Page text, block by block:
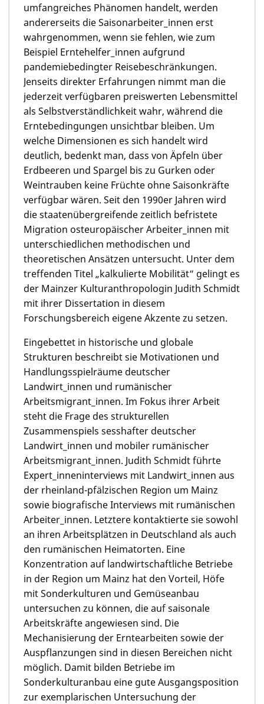
umfangreiches Phänomen handelt, werden
andererseits die Saisonarbeiter_innen erst
wahrgenommen, wenn sie fehlen, wie zum
Beispiel Erntehelfer_innen aufgrund
pandemiebedingter Reisebeschränkungen.
Jenseits direkter Erfahrungen nimmt man die
jederzeit verfügbaren preiswerten Lebensmittel
als Selbstverständlichkeit wahr, während die
Erntebedingungen unsichtbar bleiben. Um
welche Dimensionen es sich handelt wird
deutlich, bedenkt man, dass von Äpfeln über
Erdbeeren und Spargel bis zu Gurken oder
Weintrauben keine Früchte ohne Saisonkräfte
verfügbar wären. Seit den 1990er Jahren wird
die staatenübergreifende zeitlich befristete
Migration osteuropäischer Arbeiter_innen mit
unterschiedlichen methodischen und
theoretischen Ansätzen untersucht. Unter dem
treffenden Titel „kalkulierte Mobilität“ gelingt es
der Mainzer Kulturanthropologin Judith Schmidt
mit ihrer Dissertation in diesem
Forschungsbereich eigene Akzente zu setzen.
Eingebettet in historische und globale
Strukturen beschreibt sie Motivationen und
Handlungsspielräume deutscher
Landwirt_innen und rumänischer
Arbeitsmigrant_innen. Im Fokus ihrer Arbeit
steht die Frage des strukturellen
Zusammenspiels sesshafter deutscher
Landwirt_innen und mobiler rumänischer
Arbeitsmigrant_innen. Judith Schmidt führte
Expert_inneninterviews mit Landwirt_innen aus
der rheinland-pfälzischen Region um Mainz
sowie biografische Interviews mit rumänischen
Arbeiter_innen. Letztere kontaktierte sie sowohl
an ihren Arbeitsplätzen in Deutschland als auch
den rumänischen Heimatorten. Eine
Konzentration auf landwirtschaftliche Betriebe
in der Region um Mainz hat den Vorteil, Höfe
mit Sonderkulturen und Gemüseanbau
untersuchen zu können, die auf saisonale
Arbeitskräfte angewiesen sind. Die
Mechanisierung der Erntearbeiten sowie der
Auspflanzungen sind in diesen Bereichen nicht
möglich. Damit bilden Betriebe im
Sonderkulturanbau eine gute Ausgangsposition
zur exemplarischen Untersuchung der